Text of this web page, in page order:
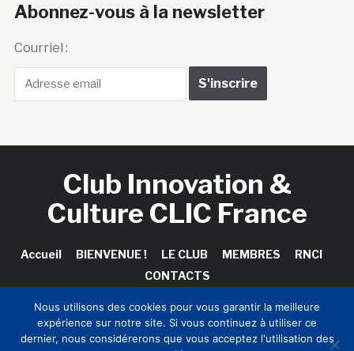
Abonnez-vous à la newsletter
Courriel :
Club Innovation &
Culture CLIC France
Accueil BIENVENUE ! LE CLUB MEMBRES
RNCI
CONTACTS
Copyright © 2026 Club Innovation & Culture CLIC France /
Nous utilisons des cookies pour vous garantir la meilleure
expérience sur notre site. Si vous continuez à utiliser ce
dernier, nous considérerons que vous acceptez l'utilisation des